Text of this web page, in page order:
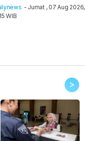
- Jumat , 07 Aug 2026,
WIB
>